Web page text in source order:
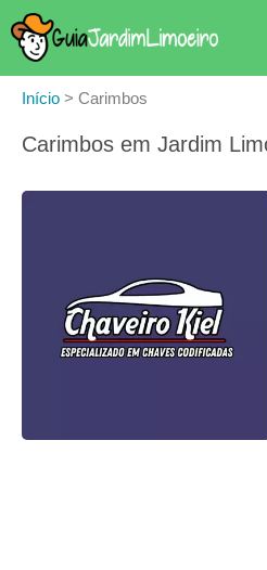
Início > Carimbos
Carimbos em Jardim